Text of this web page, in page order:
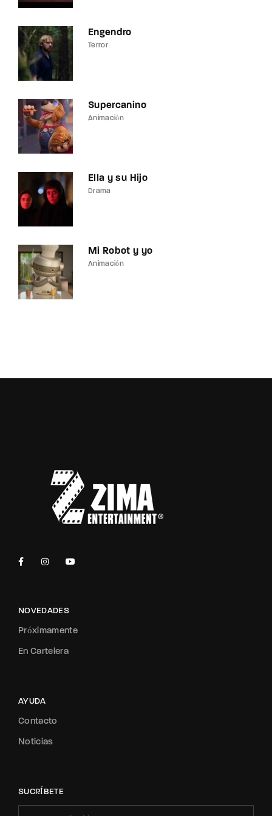
Engendro
Terror
Supercanino
Animación
Ella y su Hijo
Drama
Mi Robot y yo
Animación
NOVEDADES
Próximamente
En Cartelera
AYUDA
Contacto
Noticias
SUCRÍBETE